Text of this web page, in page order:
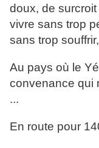
doux, de
vivre sans trop
sans trop
Au pays où le
convenance qui
...
En route pour